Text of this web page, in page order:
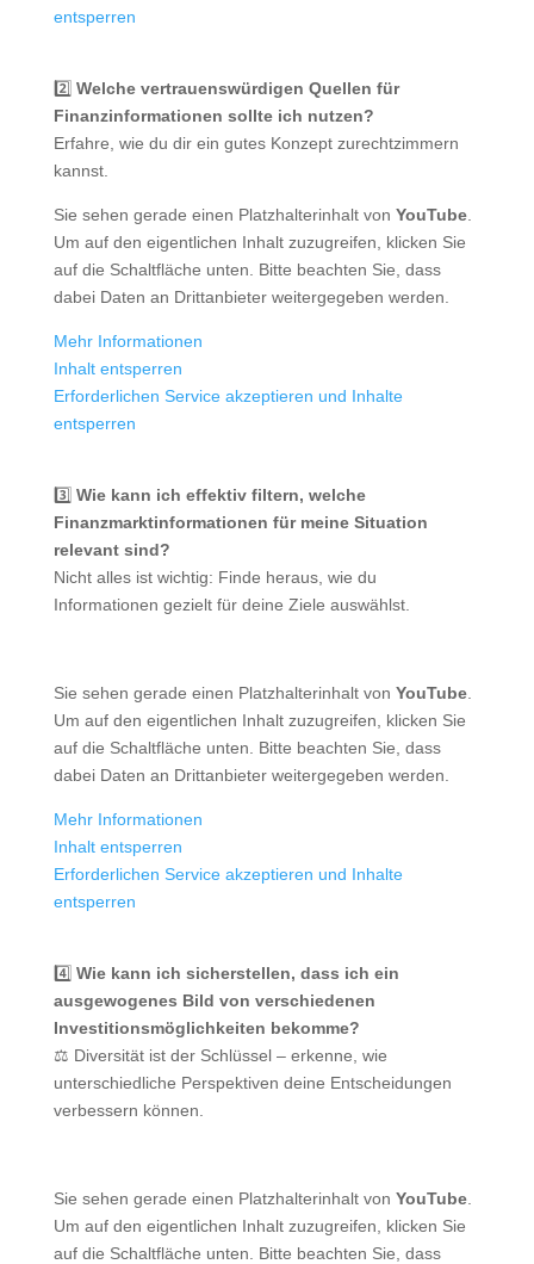
entsperren
2️⃣ Welche vertrauenswürdigen Quellen für
Finanzinformationen sollte ich nutzen?
Erfahre, wie du dir ein gutes Konzept zurechtzimmern
kannst.
Sie sehen gerade einen Platzhalterinhalt von YouTube.
Um auf den eigentlichen Inhalt zuzugreifen, klicken Sie
auf die Schaltfläche unten. Bitte beachten Sie, dass
dabei Daten an Drittanbieter weitergegeben werden.
Mehr Informationen
Inhalt entsperren
Erforderlichen Service akzeptieren und Inhalte
entsperren
3️⃣ Wie kann ich effektiv filtern, welche
Finanzmarktinformationen für meine Situation
relevant sind?
Nicht alles ist wichtig: Finde heraus, wie du
Informationen gezielt für deine Ziele auswählst.
Sie sehen gerade einen Platzhalterinhalt von YouTube.
Um auf den eigentlichen Inhalt zuzugreifen, klicken Sie
auf die Schaltfläche unten. Bitte beachten Sie, dass
dabei Daten an Drittanbieter weitergegeben werden.
Mehr Informationen
Inhalt entsperren
Erforderlichen Service akzeptieren und Inhalte
entsperren
4️⃣ Wie kann ich sicherstellen, dass ich ein
ausgewogenes Bild von verschiedenen
Investitionsmöglichkeiten bekomme?
⚖️ Diversität ist der Schlüssel – erkenne, wie
unterschiedliche Perspektiven deine Entscheidungen
verbessern können.
Sie sehen gerade einen Platzhalterinhalt von YouTube.
Um auf den eigentlichen Inhalt zuzugreifen, klicken Sie
auf die Schaltfläche unten. Bitte beachten Sie, dass